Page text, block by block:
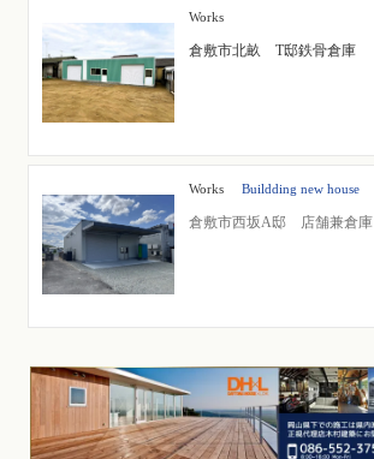
Works
倉敷市北畝 T邸鉄骨倉庫
Works Buildding new house
倉敷市西坂A邸 店舗兼倉庫